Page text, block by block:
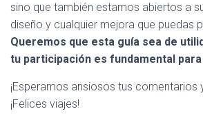
sino que también estamos abiertos a
diseño y cualquier mejora que puedas
Queremos que esta guía sea de
tu participación es fundamental
¡Esperamos ansiosos tus comentarios
¡Felices viajes!